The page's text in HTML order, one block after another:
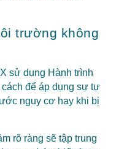
trường không
sử dụng Hành trình
để áp dụng sự tự
nguy cơ hay khi bị
rõ ràng sẽ tập trung